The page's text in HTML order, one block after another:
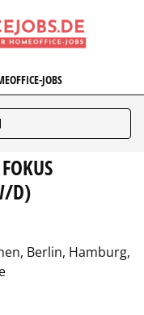
JOBS
D)
Berlin, Hamburg,